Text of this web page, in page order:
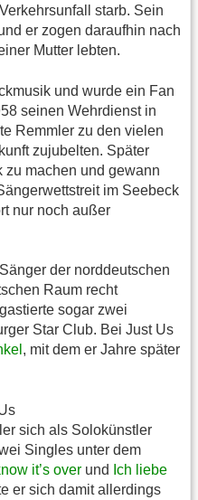
starb. Sein
er zogen daraufhin nach
Mutter lebten.
und wurde ein Fan
seinen Wehrdienst in
Remmler zu den vielen
zujubelten. Später
zu machen und gewann
im Seebeck
nur noch außer
der norddeutschen
Raum recht
sogar zwei
Star Club. Bei Just Us
, mit dem er Jahre später
sich als Solokünstler
Singles unter dem
it’s over und Ich liebe
er sich damit allerdings